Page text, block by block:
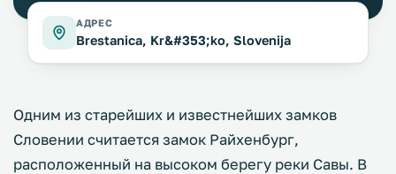
АДРЕС
Brestanica, Kr&#353;ko, Slovenija
Одним из старейших и известнейших замков
Словении считается замок Райхенбург,
расположенный на высоком берегу реки Савы. В